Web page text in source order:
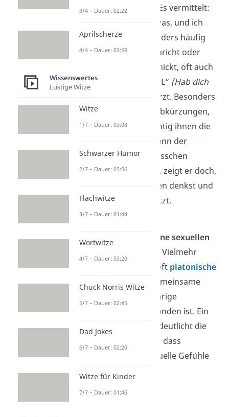
Zuneigung zu zeigen. Es vermittelt:
„Du bedeutest mir etwas, und ich
mag dich sehr.“ Besonders häufig
wird der Satz per Nachricht oder
verschickt, oft auch
als „HDL“ oder „HDGDL“ (Hab dich
abgekürzt. Besonders
Teenager
nutzen die Abkürzungen,
um zu zeigen, wie wichtig ihnen die
anderen sind. Auch wenn der
Ausdruckonlineein bisschen
weniger intensiv wirkt, zeigt er doch,
dass du an den anderen denkst und
die Freundschaft schätzt.
Liebeserklärungen
keine sexuellen
verbunden. Vielmehr
betonen sie die tiefe, oft platonische
Bindung,
die durch gemeinsame
Erlebnisse und langjährige
Freundschaften entstanden ist. Ein
„Ich hab dich lieb“ verdeutlicht die
, ohne dass
romantische oder sexuelle Gefühle
3/4 – Dauer: 02:22
Aprilscherze
4/4 – Dauer: 03:59
Wissenswertes
Lustige Witze
Witze
1/7 – Dauer: 03:08
Schwarzer Humor
2/7 – Dauer: 03:06
Flachwitze
3/7 – Dauer: 01:44
Wortwitze
4/7 – Dauer: 03:20
Chuck Norris Witze
5/7 – Dauer: 02:45
Dad Jokes
6/7 – Dauer: 02:20
Witze für Kinder
7/7 – Dauer: 01:46